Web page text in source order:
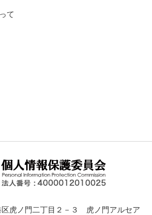
て
区虎ノ門二丁目２－３ 虎ノ門アルセア